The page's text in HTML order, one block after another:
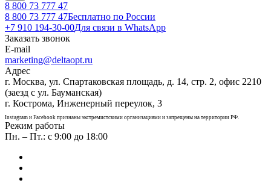
8 800 73 777 47
8 800 73 777 47Бесплатно по России
+7 910 194-30-00Для связи в WhatsApp
Заказать звонок
E-mail
marketing@deltaopt.ru
Адрес
г. Москва, ул. Спартаковская площадь, д. 14, стр. 2, офис 2210
(заезд с ул. Бауманская)
г. Кострома, Инженерный переулок, 3
Instagram и Facebook признаны экстремистскими организациями и запрещены на территории РФ.
Режим работы
Пн. – Пт.: с 9:00 до 18:00